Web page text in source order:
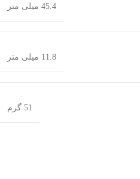
45.4 میلی متر
11.8 میلی متر
51 گرم